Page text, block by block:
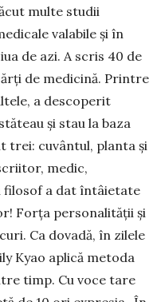
multe studii
valabile și în
de azi. A scris 40 de
de medicină. Printre
a descoperit
și stau la baza
trei: cuvântul, planta și
me­dic,
fi­lo­sof a dat întâietate
Forța personalității și
Ca dovadă, în zilele
Kyao aplică metoda
timp. Cu voce tare